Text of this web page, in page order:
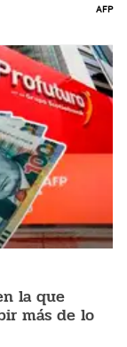
AFP
la que
más de lo